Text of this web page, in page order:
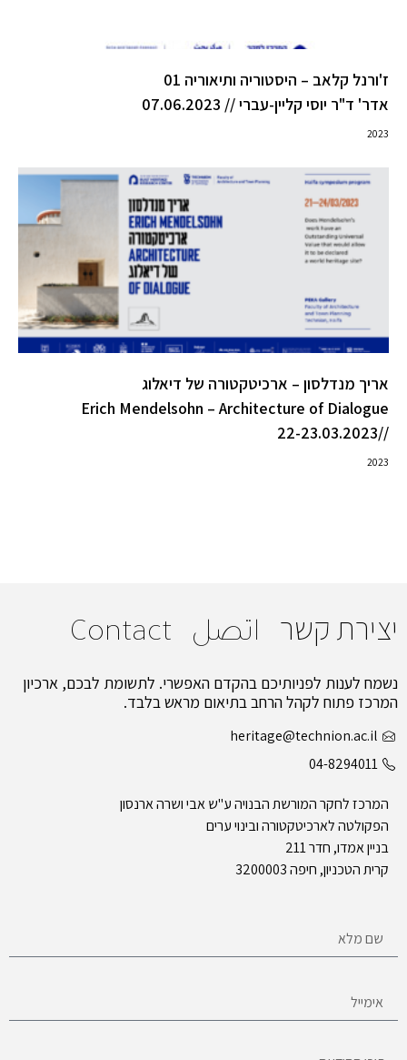
ז'ורנל קלאב – היסטוריה ותיאוריה 01
אדר' ד"ר יוסי קליין-עברי // 07.06.2023
2023
אריך מנדלסון – ארכיטקטורה של דיאלוג
Erich Mendelsohn – Architecture of Dialogue
//22-23.03.2023
2023
יצירת קשר اتصل Contact
נשמח לענות לפניותיכם בהקדם האפשרי. לתשומת לבכם, ארכיון
המרכז פתוח לקהל הרחב בתיאום מראש בלבד.
heritage@technion.ac.il
04-8294011
המרכז לחקר המורשת הבנויה ע"ש אבי ושרה ארנסון
הפקולטה לארכיטקטורה ובינוי ערים
בניין אמדו, חדר 211
קרית הטכניון, חיפה 3200003